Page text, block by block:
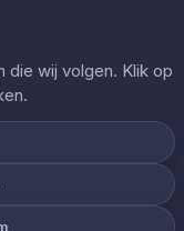
die wij volgen. Klik op